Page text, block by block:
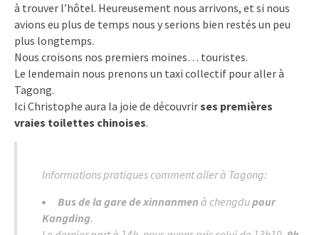
à trouver l’hôtel. Heureusement nous arrivons, et si nous
avions eu plus de temps nous y serions bien restés un peu
plus longtemps.
Nous croisons nos premiers moines… touristes.
Le lendemain nous prenons un taxi collectif pour aller à
Tagong.
Ici Christophe aura la joie de découvrirses premières
vraies toilettes chinoises.
Informations pratiques comment aller à Tagong:
Bus de la gare de xinnanmen à chengdupour
Kangding.